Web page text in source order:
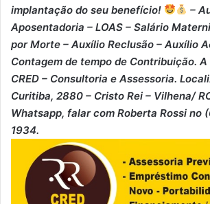
implantação do seu benefício!
–
⁠Aposentadoria – ⁠LOAS – ⁠Salário
por Morte – ⁠Auxílio Reclusão – ⁠Auxílio
⁠Contagem de tempo de Contribuição. A
CRED – Consultoria e Assessoria.
Curitiba, 2880 – Cristo Rei – Vilhena/
Whatsapp, falar com Roberta Rossi no
1934.